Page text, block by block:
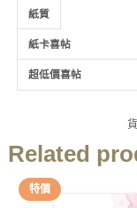
紙質
Related
特價